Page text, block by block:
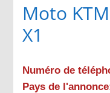
Moto
X1
Numéro de
Pays de